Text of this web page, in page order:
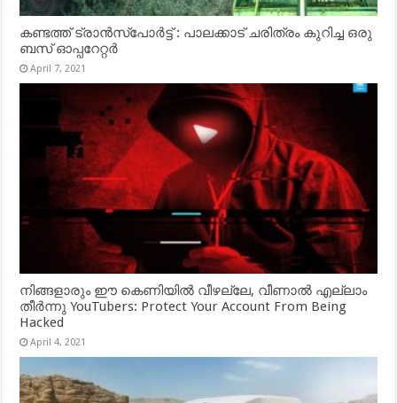
കണ്ടത്ത് ട്രാൻസ്‌പോർട്ട് : പാലക്കാട് ചരിത്രം കുറിച്ച ഒരു
ബസ് ഓപ്പറേറ്റർ
April 7, 2021
നിങ്ങളാരും ഈ കെണിയിൽ വീഴല്ലേ, വീണാൽ എല്ലാം
തീർന്നു YouTubers: Protect Your Account From Being
Hacked
April 4, 2021